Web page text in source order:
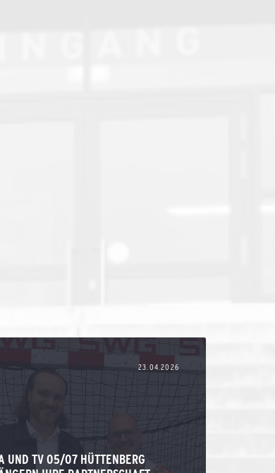
23.04.2026
UND TV 05/07 HÜTTENBERG